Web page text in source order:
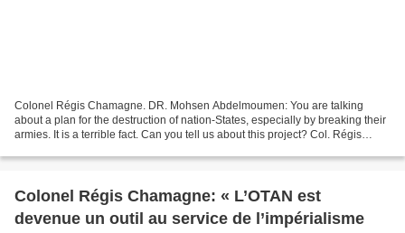
Colonel Régis Chamagne. DR. Mohsen Abdelmoumen: You are talking
about a plan for the destruction of nation-States, especially by breaking their
armies. It is a terrible fact. Can you tell us about this project? Col. Régis
Colonel Régis Chamagne: « L’OTAN est
devenue un outil au service de l’impérialisme